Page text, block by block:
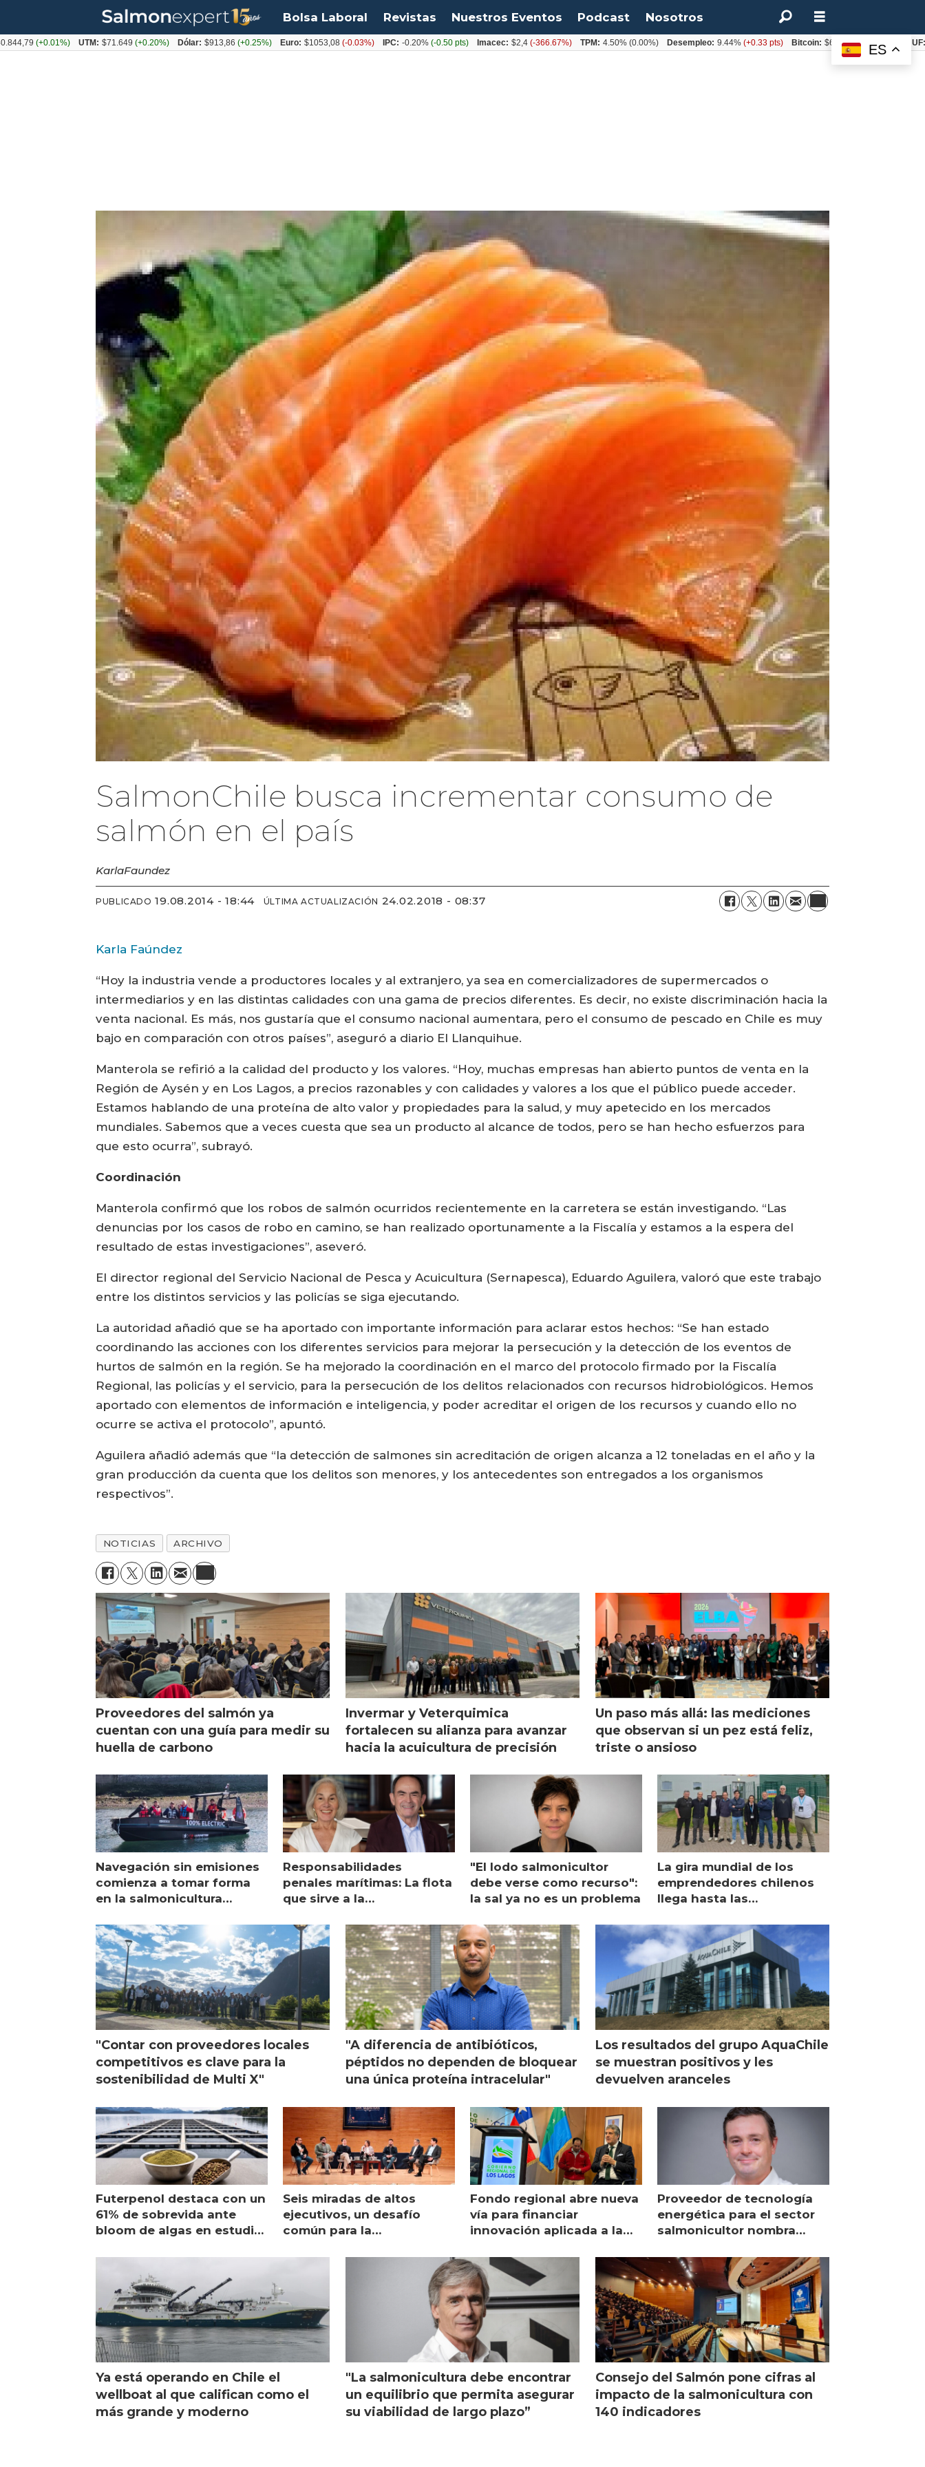
Bolsa Laboral Revistas Nuestros Eventos Podcast Nosotros
SalmonChile busca incrementar consumo de
salmón en el país
KarlaFaundez
PUBLICADO 19.08.2014 - 18:44 ÚLTIMA ACTUALIZACIÓN 24.02.2018 - 08:37
Karla Faúndez
“Hoy la industria vende a productores locales y al extranjero, ya sea en comercializadores de supermercados o
intermediarios y en las distintas calidades con una gama de precios diferentes. Es decir, no existe discriminación hacia la
venta nacional. Es más, nos gustaría que el consumo nacional aumentara, pero el consumo de pescado en Chile es muy
bajo en comparación con otros países”, aseguró a diario El Llanquihue.
Manterola se refirió a la calidad del producto y los valores. “Hoy, muchas empresas han abierto puntos de venta en la
Región de Aysén y en Los Lagos, a precios razonables y con calidades y valores a los que el público puede acceder.
Estamos hablando de una proteína de alto valor y propiedades para la salud, y muy apetecido en los mercados
mundiales. Sabemos que a veces cuesta que sea un producto al alcance de todos, pero se han hecho esfuerzos para
que esto ocurra”, subrayó.
Coordinación
Manterola confirmó que los robos de salmón ocurridos recientemente en la carretera se están investigando. “Las
denuncias por los casos de robo en camino, se han realizado oportunamente a la Fiscalía y estamos a la espera del
resultado de estas investigaciones”, aseveró.
El director regional del Servicio Nacional de Pesca y Acuicultura (Sernapesca), Eduardo Aguilera, valoró que este trabajo
entre los distintos servicios y las policías se siga ejecutando.
La autoridad añadió que se ha aportado con importante información para aclarar estos hechos: “Se han estado
coordinando las acciones con los diferentes servicios para mejorar la persecución y la detección de los eventos de
hurtos de salmón en la región. Se ha mejorado la coordinación en el marco del protocolo firmado por la Fiscalía
Regional, las policías y el servicio, para la persecución de los delitos relacionados con recursos hidrobiológicos. Hemos
aportado con elementos de información e inteligencia, y poder acreditar el origen de los recursos y cuando ello no
ocurre se activa el protocolo”, apuntó.
Aguilera añadió además que “la detección de salmones sin acreditación de origen alcanza a 12 toneladas en el año y la
gran producción da cuenta que los delitos son menores, y los antecedentes son entregados a los organismos
respectivos”.
NOTICIAS ARCHIVO
Proveedores del salmón ya
cuentan con una guía para medir su
huella de carbono
Invermar y Veterquimica
fortalecen su alianza para avanzar
hacia la acuicultura de precisión
Un paso más allá: las mediciones
que observan si un pez está feliz,
triste o ansioso
Navegación sin emisiones
comienza a tomar forma
en la salmonicultura
Responsabilidades
penales marítimas: La flota
que sirve a la
visión
"El lodo salmonicultor
debe verse como recurso":
la sal ya no es un problema
La gira mundial de los
emprendedores chilenos
llega hasta las
Escocia
"Contar con proveedores locales
competitivos es clave para la
sostenibilidad de Multi X"
"A diferencia de antibióticos,
péptidos no dependen de bloquear
una única proteína intracelular"
Los resultados del grupo AquaChile
se muestran positivos y les
devuelven aranceles
Futerpenol destaca con un
61% de sobrevida ante
bloom de algas en estudio
Seis miradas de altos
ejecutivos, un desafío
común para la
Fondo regional abre nueva
vía para financiar
innovación aplicada a la
Proveedor de tecnología
energética para el sector
salmonicultor nombra
Ya está operando en Chile el
wellboat al que califican como el
más grande y moderno
"La salmonicultura debe encontrar
un equilibrio que permita asegurar
su viabilidad de largo plazo”
Consejo del Salmón pone cifras al
impacto de la salmonicultura con
140 indicadores
ES
(+0.01%) UTM: $71.649 (+0.20%) Dólar: $913,86 (+0.25%) Euro: $1053,08(-0.03%) IPC: -0.20%(-0.50 pts) Imacec: $2,4(-366.67%) TPM: 4.50%(0.00%) Desempleo: 9.44%(+0.33 pts) Bitcoin: $64.600,08 (+2.93%)